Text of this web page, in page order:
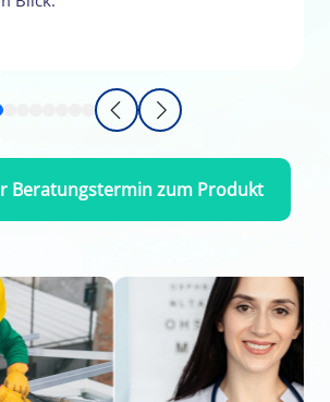
Beratungstermin zum Produkt